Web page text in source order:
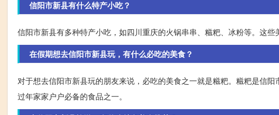
信阳市新县有什么特产小吃？
信阳市新县有多种特产小吃，如四川重庆的火锅串串、糍粑、冰粉等。这些
在假期想去信阳市新县玩，有什么必吃的美食？
对于想去信阳市新县玩的朋友来说，必吃的美食之一就是糍粑。糍粑是信
过年家家户户必备的食品之一。